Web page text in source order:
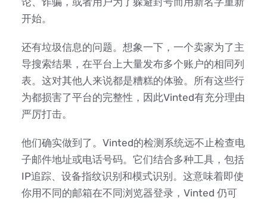
开始。
还有垃圾信息的问题。想象一下，一个卖家为了主
导搜索结果，在平台上大量发布多个账户的相同列
表。这对其他人来说都是糟糕的体验。所有这些行
为都损害了平台的完整性，因此Vinted有充分理由
严厉打击。
他们确实做到了。Vinted的检测系统远不止检查电
子邮件地址或电话号码。它们结合多种工具，包括
IP追踪、设备指纹识别和模式识别。这意味着即使
你用不同的邮箱在不同浏览器登录，Vinted 仍可